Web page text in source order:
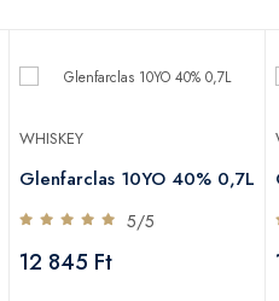
WHISKEY
Glenfarclas 10YO 40% 0,7L
5/5
12 845 Ft